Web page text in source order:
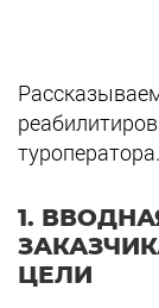
туроператора.
1.
ЦЕЛИ